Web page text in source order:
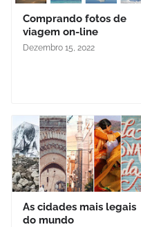
Comprando fotos de
viagem on-line
Dezembro 15, 2022
As cidades mais legais
do mundo